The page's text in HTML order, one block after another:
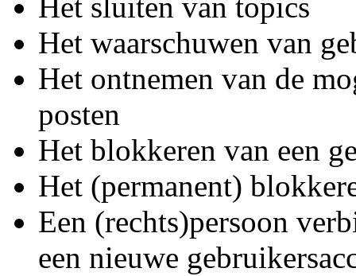
Het sluiten van topics
Het waarschuwen van
Het ontnemen van de
posten
Het blokkeren van een
Het (permanent)
Een (rechts)persoon
een nieuwe